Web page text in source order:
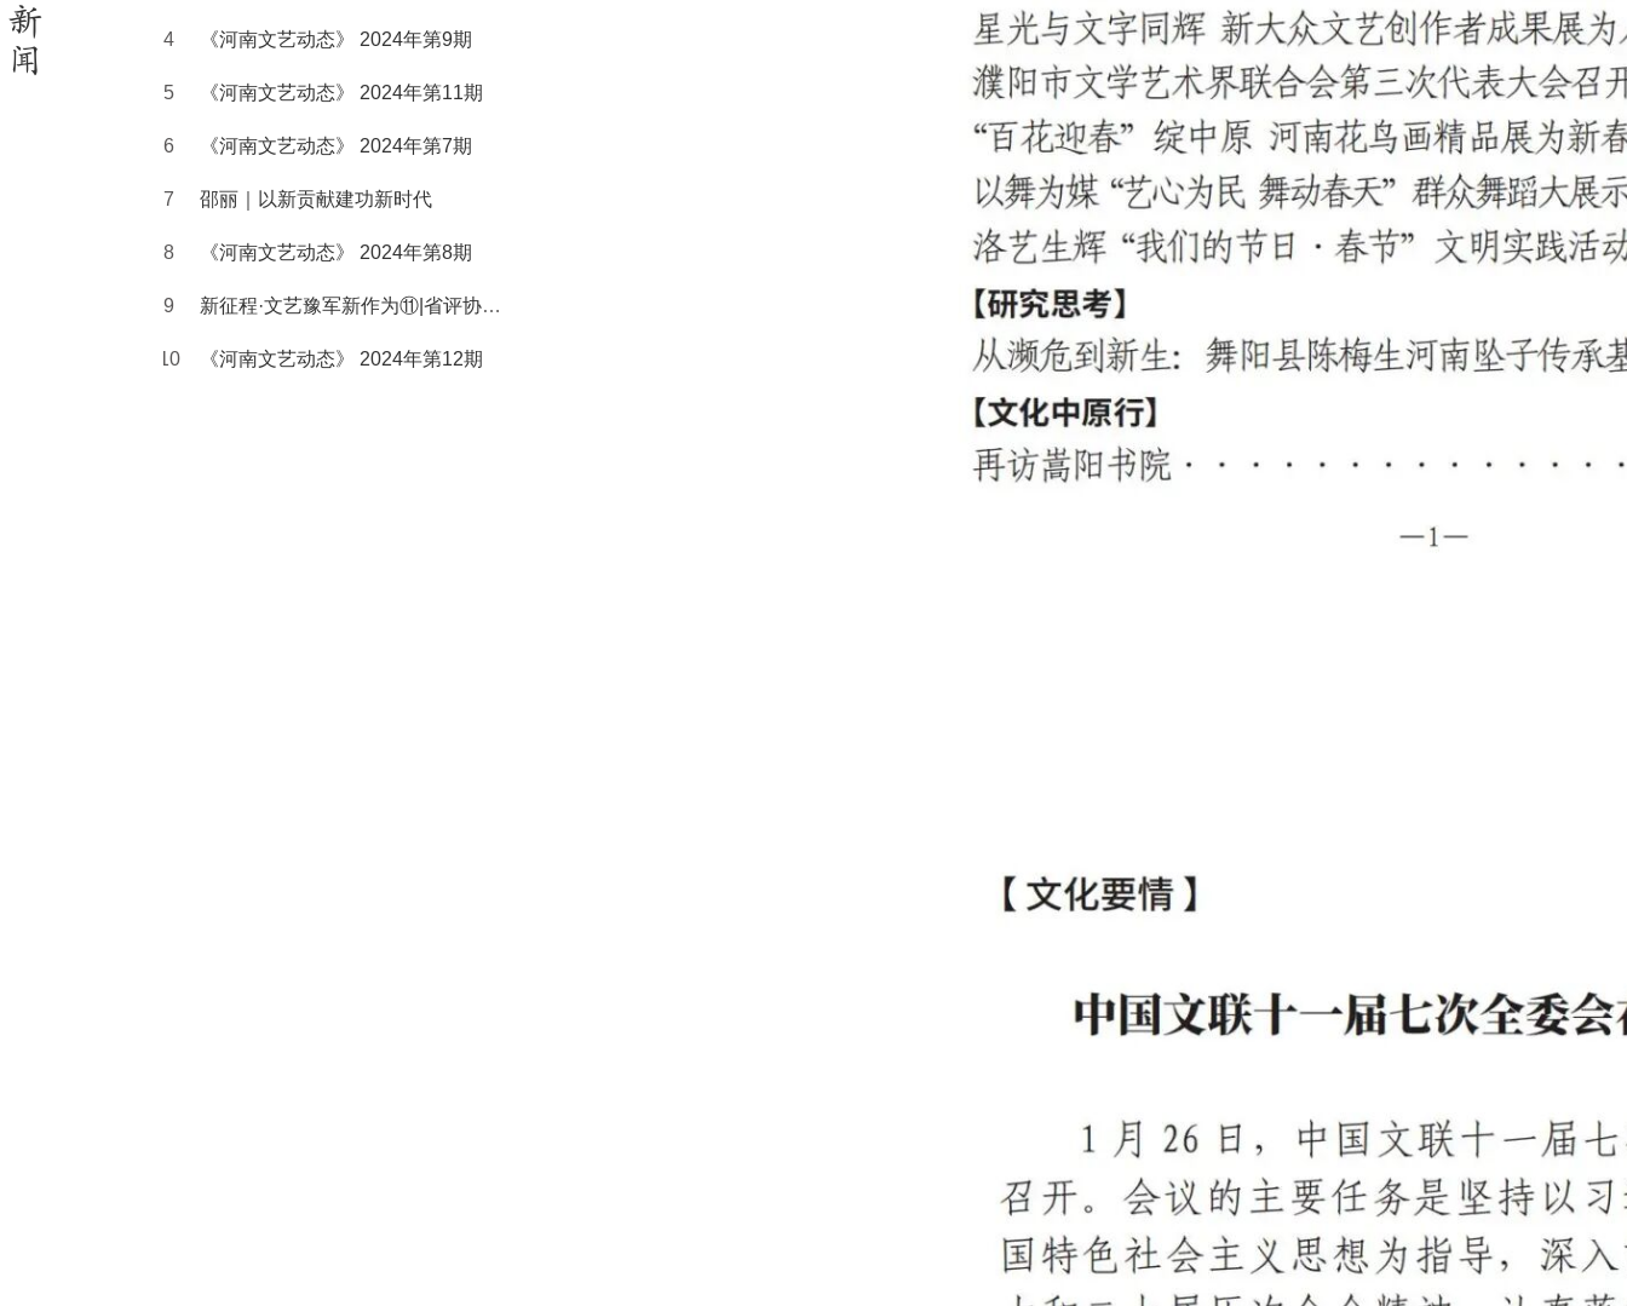
新
闻
《河南文艺动态》 2024年第9期
《河南文艺动态》 2024年第11期
《河南文艺动态》 2024年第7期
邵丽｜以新贡献建功新时代
《河南文艺动态》 2024年第8期
新征程·文艺豫军新作为⑪|省评协主席孙先科：以人民为中心，讲好中国故事
《河南文艺动态》 2024年第12期